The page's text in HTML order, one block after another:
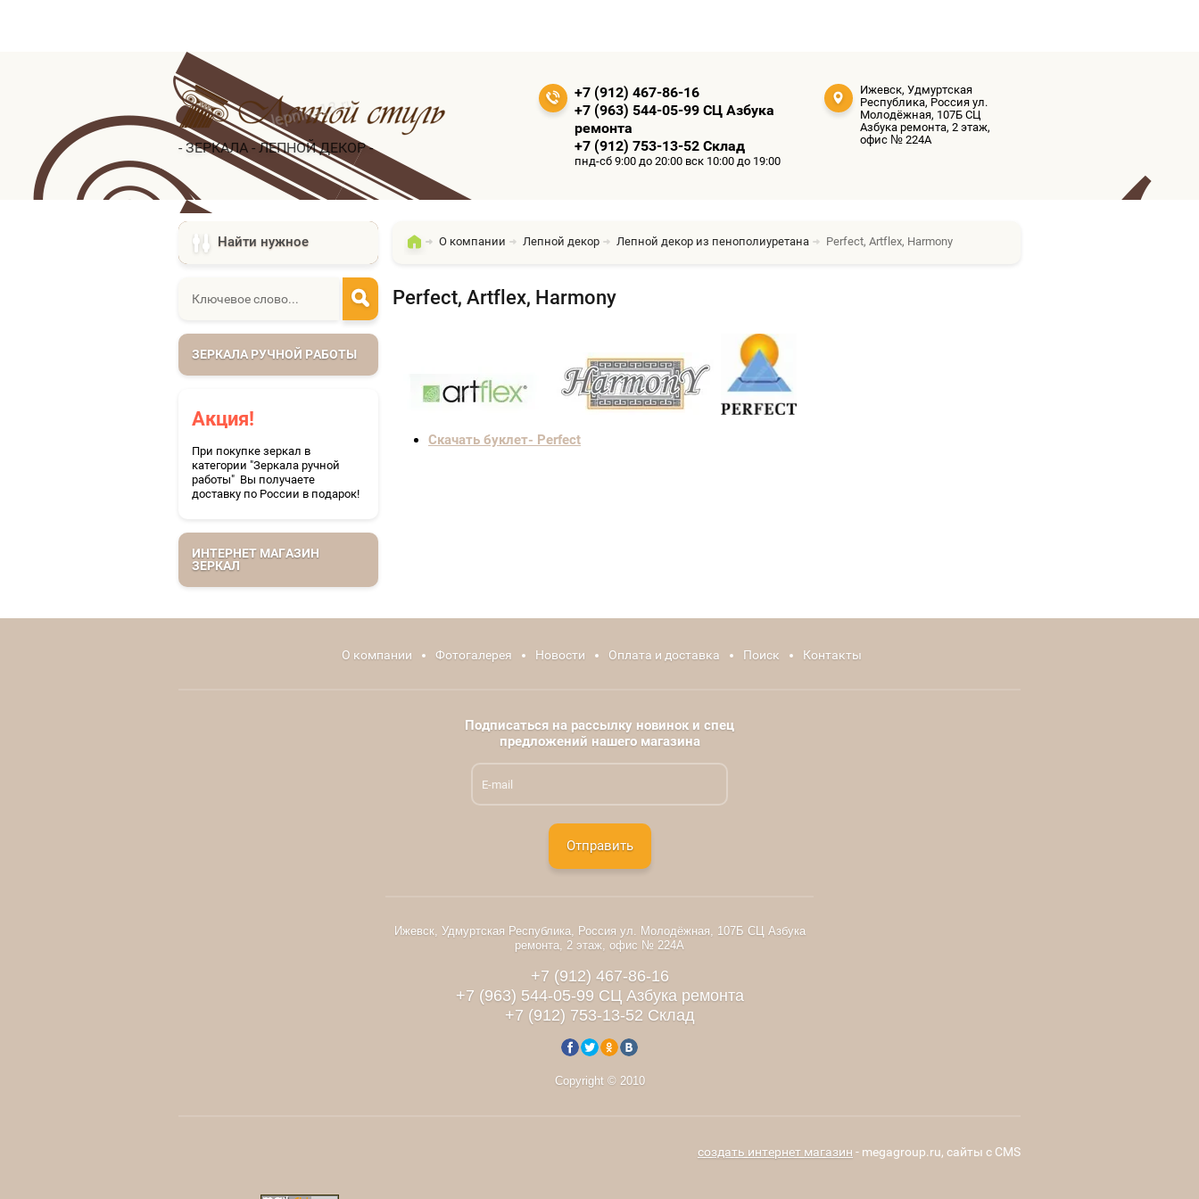
- ЗЕРКАЛА - ЛЕПНОЙ ДЕКОР -
+7 (912) 467-86-16
+7 (963) 544-05-99 СЦ Азбука
ремонта
+7 (912) 753-13-52 Склад
пнд-сб 9:00 до 20:00 вск 10:00 до 19:00
Ижевск, Удмуртская
Республика, Россия ул.
Молодёжная, 107Б СЦ
Азбука ремонта, 2 этаж,
офис № 224А
Найти нужное
ЗЕРКАЛА РУЧНОЙ РАБОТЫ
Акция!
При покупке зеркал в
категории "Зеркала ручной
работы" Вы получаете
доставку по России в подарок!
ИНТЕРНЕТ МАГАЗИН
ЗЕРКАЛ
О компании Лепной декор Лепной декор из пенополиуретана Perfect, Artflex, Harmony
Perfect, Artflex, Harmony
Скачать буклет- Perfect
О компании Фотогалерея Новости Оплата и доставка Поиск Контакты
Подписаться на рассылку новинок и спец
предложений нашего магазина
Отправить
Ижевск, Удмуртская Республика, Россия ул. Молодёжная, 107Б СЦ Азбука
ремонта, 2 этаж, офис № 224А
+7 (912) 467-86-16
+7 (963) 544-05-99 СЦ Азбука ремонта
+7 (912) 753-13-52 Склад
Copyright © 2010
создать интернет магазин - megagroup.ru, сайты с CMS